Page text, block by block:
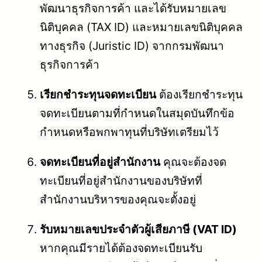
พัฒนาธุรกิจการค้า และได้รับหมายเลข
นิติบุคคล (TAX ID) และหมายเลขนิติบุคคล
ทางธุรกิจ (Juristic ID) จากกรมพัฒนา
ธุรกิจการค้า
เรียกชำระทุนจดทะเบียนต้องเรียกชำระทุน
จดทะเบียนตามที่กำหนดในสมุดบันทึกข้อ
กำหนดหรือพกพาทุนที่บริษัทเตรียมไว้
จดทะเบียนที่อยู่สำนักงานคุณจะต้องจด
ทะเบียนที่อยู่สำนักงานของบริษัทที่
สำนักงานบริหารของคุณจะตั้งอยู่
รับหมายเลขประจำตัวผู้เสียภาษี (VAT ID)
หากคุณมีรายได้ต้องจดทะเบียนรับ